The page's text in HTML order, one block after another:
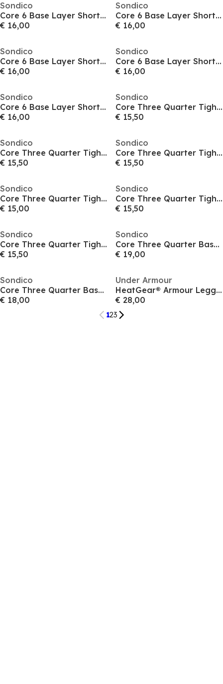
Sondico
Core 6 Base Layer Shorts Mens
€ 16,00
Sondico
Core 6 Base Layer Shorts Mens
€ 16,00
Sondico
Core 6 Base Layer Shorts Mens
€ 16,00
Sondico
Core 6 Base Layer Shorts Mens
€ 16,00
Sondico
Core 6 Base Layer Shorts Mens
€ 16,00
Sondico
Core Three Quarter Tights Juniors
€ 15,50
Sondico
Core Three Quarter Tights Juniors
€ 15,50
Sondico
Core Three Quarter Tights Juniors
€ 15,50
Sondico
Core Three Quarter Tights Juniors
€ 15,00
Sondico
Core Three Quarter Tights Juniors
€ 15,50
Sondico
Core Three Quarter Tights Juniors
€ 15,50
Sondico
Core Three Quarter Base Layer Tights Mens
€ 19,00
Sondico
Core Three Quarter Base Layer Tights Mens
€ 18,00
Under Armour
HeatGear® Armour Leggings Boy's
€ 28,00
123